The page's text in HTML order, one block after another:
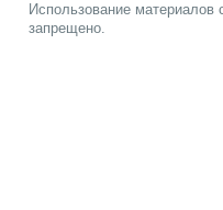
Использование материалов
запрещено.